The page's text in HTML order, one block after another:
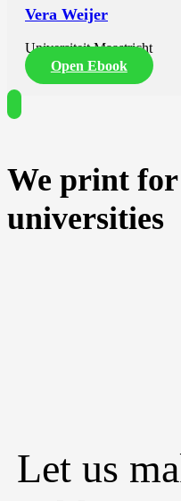
Vera Weijer
Universiteit Maastricht
Open Ebook
We print
universities
Let us